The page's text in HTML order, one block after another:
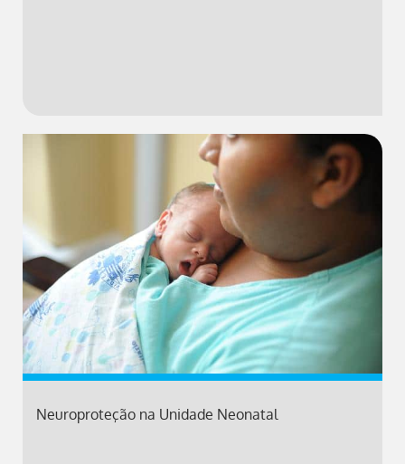
Neuroproteção na Unidade Neonatal